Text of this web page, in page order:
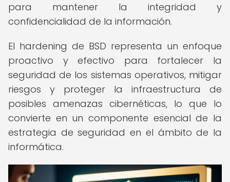
para mantener la integridad y
confidencialidad de la información.
El hardening de BSD representa un enfoque
proactivo y efectivo para fortalecer la
seguridad de los sistemas operativos, mitigar
riesgos y proteger la infraestructura de
posibles amenazas cibernéticas, lo que lo
convierte en un componente esencial de la
estrategia de seguridad en el ámbito de la
informática.